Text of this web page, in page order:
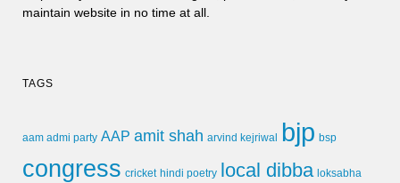
maintain website in no time at all.
TAGS
aam admi party AAP amit shah arvind kejriwal bjp bsp
congress cricket hindi poetry local dibba loksabha